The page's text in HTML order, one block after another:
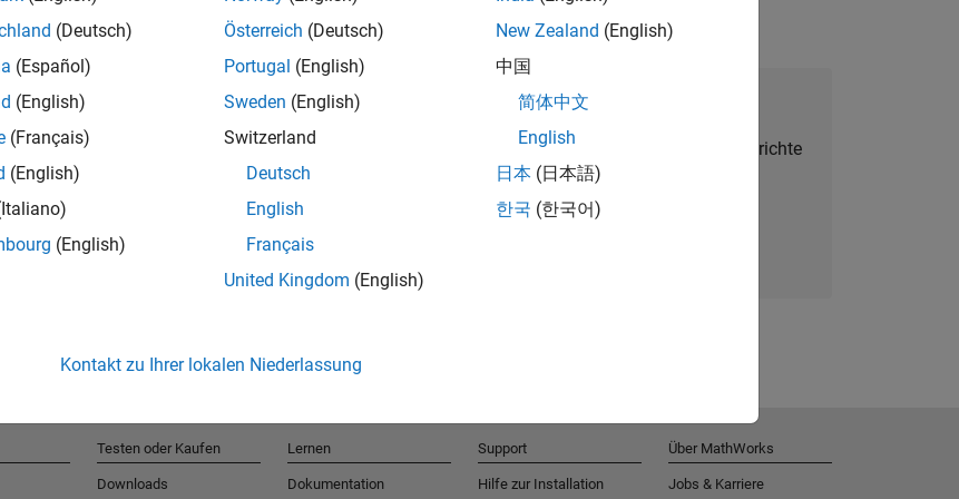
Talent Network beitreten
Erhalten Sie personalisierte Stellenangebote, Berichte
und Unternehmensneuigkeiten.
(Deutsch)
(Español)
(English)
(Français)
(English)
(English)
Österreich (Deutsch)
Portugal (English)
Sweden (English)
Switzerland
Deutsch
English
Français
United Kingdom (English)
New Zealand (English)
中国
简体中文
English
日本 (日本語)
한국 (한국어)
Kontakt zu Ihrer lokalen Niederlassung
Testen oder Kaufen
Downloads
Lernen
Dokumentation
Support
Hilfe zur Installation
Über MathWorks
Jobs & Karriere